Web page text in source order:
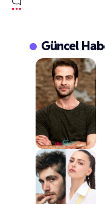
Güncel